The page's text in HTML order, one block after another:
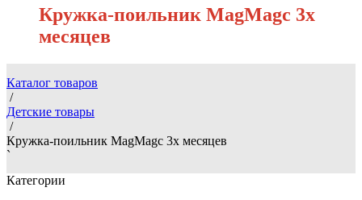
Кружка-поильник MagMagс 3х
месяцев
Каталог товаров
/
Детские товары
/
Кружка-поильник MagMagс 3х месяцев
`
Категории